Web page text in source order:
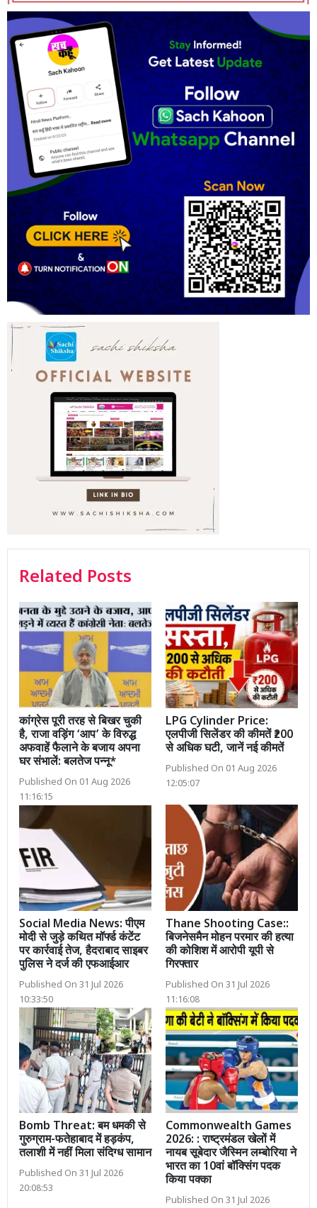
Related Posts
कांग्रेस पूरी तरह से बिखर चुकी
है, राजा वड़िंग ‘आप’ के विरुद्ध
अफवाहें फैलाने के बजाय अपना
घर संभालें: बलतेज पन्नू*
Published On 01 Aug 2026
11:16:15
LPG Cylinder Price:
एलपीजी सिलेंडर की कीमतें ₹200
से अधिक घटी, जानें नई कीमतें
Published On 01 Aug 2026
12:05:07
Social Media News: पीएम
मोदी से जुड़े कथित मॉर्फ्ड कंटेंट
पर कार्रवाई तेज, हैदराबाद साइबर
पुलिस ने दर्ज की एफआईआर
Published On 31 Jul 2026
10:33:50
Thane Shooting Case::
बिजनेसमैन मोहन परमार की हत्या
की कोशिश में आरोपी यूपी से
गिरफ्तार
Published On 31 Jul 2026
11:16:08
Bomb Threat: बम धमकी से
गुरुग्राम-फतेहाबाद में हड़कंप,
तलाशी में नहीं मिला संदिग्ध सामान
Published On 31 Jul 2026
20:08:53
Commonwealth Games
2026: : राष्ट्रमंडल खेलों में
नायब सूबेदार जैस्मिन लम्बोरिया ने
भारत का 10वां बॉक्सिंग पदक
किया पक्का
Published On 31 Jul 2026